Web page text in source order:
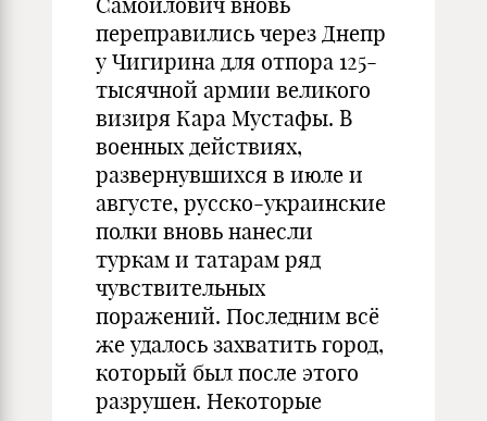
переправились через Днепр
у Чигирина для отпора 125-
тысячной армии великого
визиря Кара Мустафы. В
военных действиях,
развернувшихся в июле и
августе, русско-украинские
полки вновь нанесли
туркам и татарам ряд
чувствительных
поражений. Последним всё
же удалось захватить город,
который был после этого
разрушен. Некоторые